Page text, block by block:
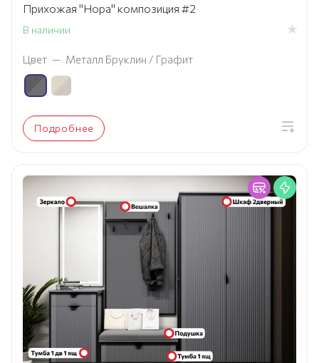
Прихожая "Нора" композиция #2
В наличии
Цвет — Металл Бруклин / Графит
Подробнее